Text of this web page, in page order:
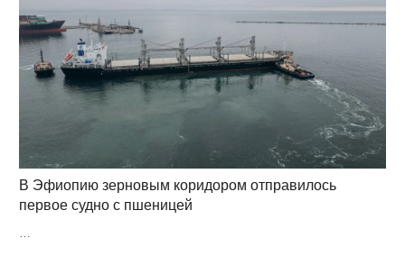
В Эфиопию зерновым коридором отправилось
первое судно с пшеницей
…